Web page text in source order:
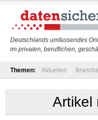
Deutschlands umfassendes
im privaten, beruflichen,
Themen: Aktuelles Branche
Artikel